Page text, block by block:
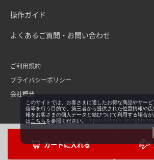
操作ガイド
よくあるご質問・お問い合わせ
ご利用規約
プライバシーポリシー
会社概要
Copyright©Japan Airlines. All rights
このサイトでは、お客さまに適したお得な商品やサー
信等を行う目的で、第三者から提供された位置情報や
報をお客さまの個人データと結びつけて利用する場合が
は こちらを参照ください。